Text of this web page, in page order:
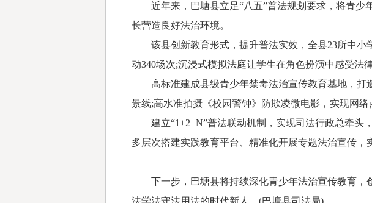
近年来，巴塘县立足“八五”普法规划要求，将青少
长营造良好法治环境。
该县创新教育形式，提升普法实效，全县23所中小
动340场次;沉浸式模拟法庭让学生在角色扮演中感受法
高标准建成县级青少年禁毒法治宣传教育基地，打
景线;高水准拍摄《校园警钟》防欺凌微电影，实现网络
建立“1+2+N”普法联动机制，实现司法行政总牵头
多层次搭建实践教育平台、精准化开展专题法治宣传，
下一步，巴塘县将持续深化青少年法治宣传教育，
法学法守法用法的时代新人。(巴塘县司法局)